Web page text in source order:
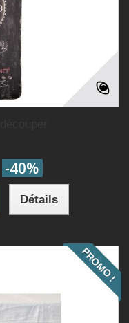
-40%
Détails
PROMO !